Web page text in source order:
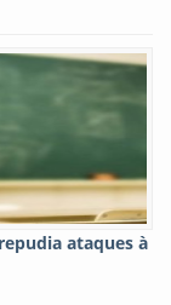
ataques à